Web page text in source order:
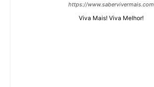
https://www.sabervivermais.com
Viva Mais! Viva Melhor!